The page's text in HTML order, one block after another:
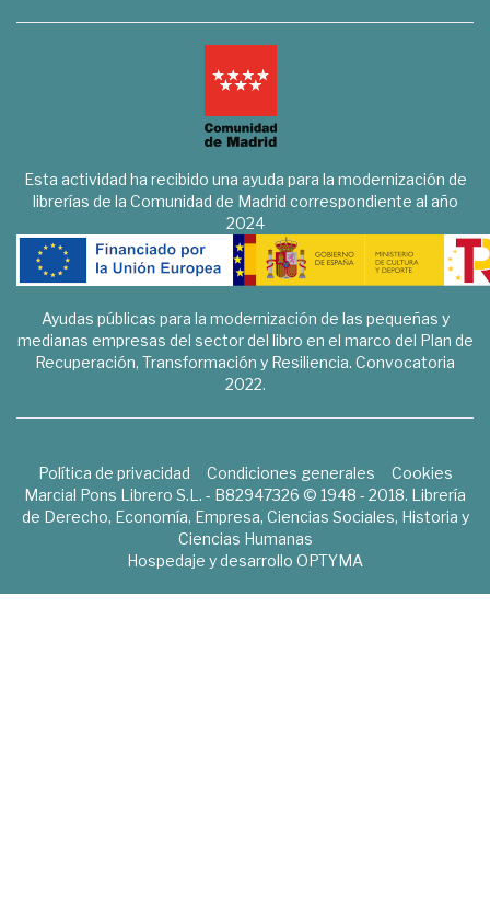
Esta actividad ha recibido una ayuda para la modernización de
librerías de la Comunidad de Madrid correspondiente al año
2024
Ayudas públicas para la modernización de las pequeñas y
medianas empresas del sector del libro en el marco del Plan de
Recuperación, Transformación y Resiliencia. Convocatoria
2022.
Política de privacidad Condiciones generales
Cookies
Marcial Pons Librero S.L. - B82947326 © 1948 - 2018. Librería
de Derecho, Economía, Empresa, Ciencias Sociales, Historia y
Ciencias Humanas
Hospedaje y desarrollo OPTYMA